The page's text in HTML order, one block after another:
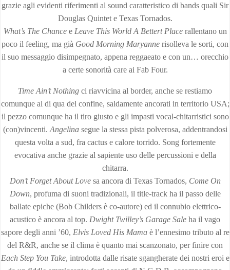
grazie agli evidenti riferimenti al sound caratteristico di bands quali Sir
Douglas Quintet e Texas Tornados.
What’s The Chancee Leave This World A Bettert Placerallentano un
poco il feeling, ma già Good Morning Maryanne risolleva le sorti, con
il suo messaggio disimpegnato, appena reggaeato e con un… orecchio
a certe sonorità care ai Fab Four.
Time Ain’t Nothing ci riavvicina al border, anche se restiamo
comunque al di qua del confine, saldamente ancorati in territorio USA;
il pezzo comunque ha il tiro giusto e gli impasti vocal-chitarristici sono
(con)vincenti. Angelinasegue la stessa pista polverosa, addentrandosi
questa volta a sud, fra cactus e calore torrido. Song fortemente
evocativa anche grazie al sapiente uso delle percussioni e della
chitarra.
Don’t Forget About Lovesa ancora di Texas Tornados, Come On
Down, profuma di suoni tradizionali, il title-track ha il passo delle
ballate epiche (Bob Childers è co-autore) ed il connubio elettrico-
acustico è ancora al top. Dwight Twilley’s Garage Sale ha il vago
sapore degli anni ’60, Elvis Loved His Mamaè l’ennesimo tributo al re
del R&R, anche se il clima è quanto mai scanzonato, per finire con
Each Step You Take, introdotta dalle risate sgangherate dei nostri eroi e